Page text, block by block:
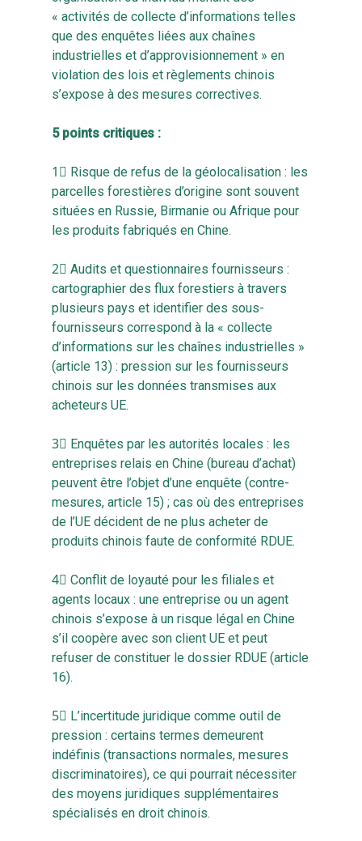
« activités de collecte d’informations telles
que des enquêtes liées aux chaînes
industrielles et d’approvisionnement » en
violation des lois et règlements chinois
s’expose à des mesures correctives.
5 points critiques :
1⃣ Risque de refus de la géolocalisation : les
parcelles forestières d’origine sont souvent
situées en Russie, Birmanie ou Afrique pour
les produits fabriqués en Chine.
2⃣ Audits et questionnaires fournisseurs :
cartographier des flux forestiers à travers
plusieurs pays et identifier des sous-
fournisseurs correspond à la « collecte
d’informations sur les chaînes industrielles »
(article 13) : pression sur les fournisseurs
chinois sur les données transmises aux
acheteurs UE.
­3⃣ Enquêtes par les autorités locales : les
entreprises relais en Chine (bureau d’achat)
peuvent être l’objet d’une enquête (contre-
mesures, article 15) ; cas où des entreprises
de l’UE décident de ne plus acheter de
produits chinois faute de conformité RDUE.
4⃣ Conflit de loyauté pour les filiales et
agents locaux : une entreprise ou un agent
chinois s’expose à un risque légal en Chine
s’il coopère avec son client UE et peut
refuser de constituer le dossier RDUE (article
16).
5⃣ L’incertitude juridique comme outil de
pression : certains termes demeurent
indéfinis (transactions normales, mesures
discriminatoires), ce qui pourrait nécessiter
des moyens juridiques supplémentaires
spécialisés en droit chinois.